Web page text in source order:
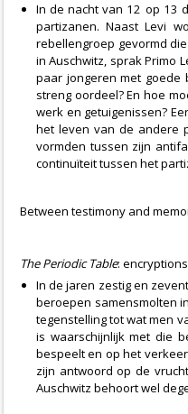
In de nacht van 12 op 13
partizanen. Naast Levi
rebellengroep gevormd
in Auschwitz, sprak Primo
paar jongeren met goede
streng oordeel? En hoe
werk en getuigenissen?
het leven van de andere
vormden tussen zijn
continuïteit tussen het
Between testimony and
The Periodic Table:
In de jaren zestig en
beroepen samensmolten
tegenstelling tot wat men
is waarschijnlijk met die
bespeelt en op het
zijn antwoord op de
Auschwitz behoort wel